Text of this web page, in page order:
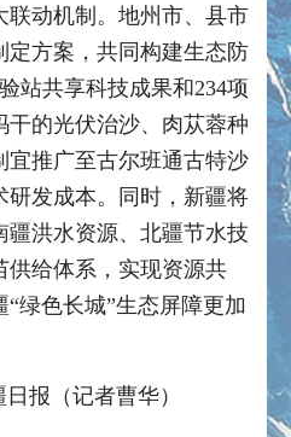
联动机制。地州市、县市
定方案，共同构建生态防
站共享科技成果和234项
干的光伏治沙、肉苁蓉种
宜推广至古尔班通古特沙
研发成本。同时，新疆将
疆洪水资源、北疆节水技
供给体系，实现资源共
绿色长城”生态屏障更加
报（记者曹华）